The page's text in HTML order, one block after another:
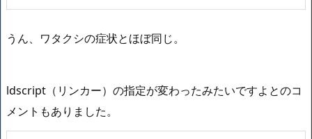
うん、ワタクシの症状とほぼ同じ。
ldscript（リンカー）の指定が変わったみたいですよとのコ
メントもありました。